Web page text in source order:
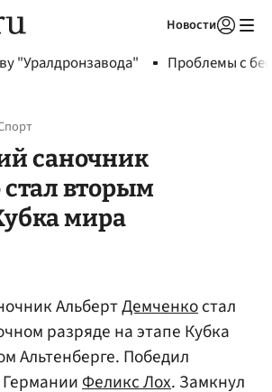
Новости
"Уралдронзавода" Проблемы с
саночник
вторым
мира
АльбертДемченкостал
разряде на этапе Кубка
Альтенберге. Победил
Феликс Лох. Замкнул